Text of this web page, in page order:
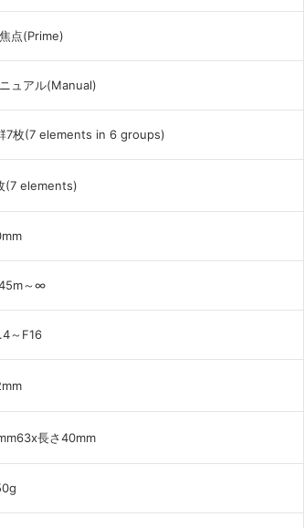
点(Prime)
ュアル(Manual)
7枚(7 elements in 6 groups)
(7 elements)
～∞
～F16
長さ40mm